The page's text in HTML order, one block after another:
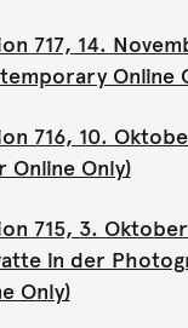
717, 14.
Online
716, 10.
Online Only)
715, 3.
in der
Only)